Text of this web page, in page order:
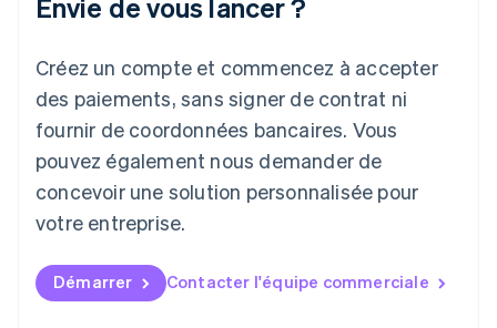
Envie de vous lancer ?
Créez un compte et commencez à accepter
des paiements, sans signer de contrat ni
fournir de coordonnées bancaires. Vous
pouvez également nous demander de
concevoir une solution personnalisée pour
votre entreprise.
Démarrer Contacter l'équipe commerciale
Deutsch English
Luxembourg
FrançaisDeutsch English
Malaisie
English 简体中文
Malte
English
EspañolEnglish
English
Nouvelle-Zélande